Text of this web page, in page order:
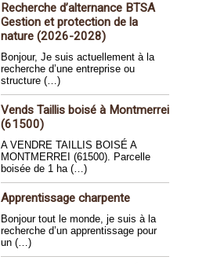
Recherche d’alternance BTSA
Gestion et protection de la
nature (2026-2028)
Bonjour, Je suis actuellement à la
recherche d’une entreprise ou
structure (…)
Vends Taillis boisé à Montmerrei
(61500)
A VENDRE TAILLIS BOISÉ A
MONTMERREI (61500). Parcelle
boisée de 1 ha (…)
Apprentissage charpente
Bonjour tout le monde, je suis à la
recherche d’un apprentissage pour
un (…)